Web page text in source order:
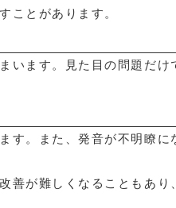
ことがあります。
います。見た目の問題だけ
す。また、発音が不明瞭に
善が難しくなることもあり